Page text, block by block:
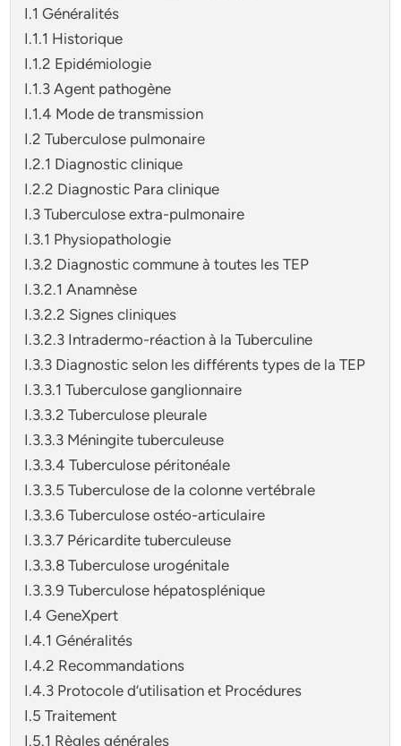
I.1 Généralités
I.1.1 Historique
I.1.2 Epidémiologie
I.1.3 Agent pathogène
I.1.4 Mode de transmission
I.2 Tuberculose pulmonaire
I.2.1 Diagnostic clinique
I.2.2 Diagnostic Para clinique
I.3 Tuberculose extra-pulmonaire
I.3.1 Physiopathologie
I.3.2 Diagnostic commune à toutes les TEP
I.3.2.1 Anamnèse
I.3.2.2 Signes cliniques
I.3.2.3 Intradermo-réaction à la Tuberculine
I.3.3 Diagnostic selon les différents types de la TEP
I.3.3.1 Tuberculose ganglionnaire
I.3.3.2 Tuberculose pleurale
I.3.3.3 Méningite tuberculeuse
I.3.3.4 Tuberculose péritonéale
I.3.3.5 Tuberculose de la colonne vertébrale
I.3.3.6 Tuberculose ostéo-articulaire
I.3.3.7 Péricardite tuberculeuse
I.3.3.8 Tuberculose urogénitale
I.3.3.9 Tuberculose hépatosplénique
I.4 GeneXpert
I.4.1 Généralités
I.4.2 Recommandations
I.4.3 Protocole d’utilisation et Procédures
I.5 Traitement
I.5.1 Règles générales